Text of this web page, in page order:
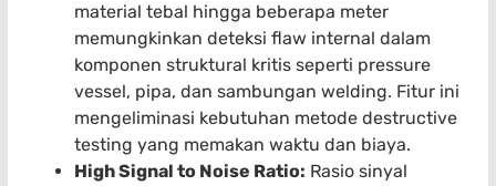
material tebal hingga beberapa meter
memungkinkan deteksi flaw internal dalam
komponen struktural kritis seperti pressure
vessel, pipa, dan sambungan welding. Fitur ini
mengeliminasi kebutuhan metode destructive
testing yang memakan waktu dan biaya.
High Signal to Noise Ratio: Rasio sinyal